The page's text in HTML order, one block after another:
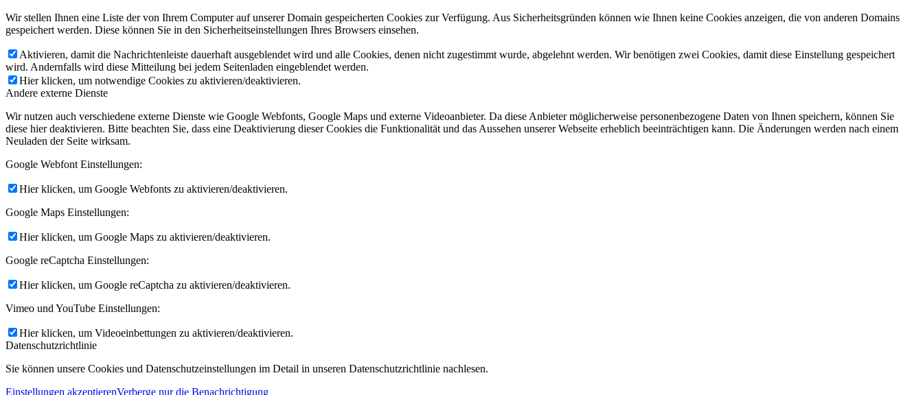
Wir stellen Ihnen eine Liste der von Ihrem Computer auf unserer Domain gespeicherten Cookies zur Verfügung. Aus Sicherheitsgründen können wie Ihnen keine Cookies anzeigen, die von anderen Domains
gespeichert werden. Diese können Sie in den Sicherheitseinstellungen Ihres Browsers einsehen.
Aktivieren, damit die Nachrichtenleiste dauerhaft ausgeblendet wird und alle Cookies, denen nicht zugestimmt wurde, abgelehnt werden. Wir benötigen zwei Cookies, damit diese Einstellung gespeichert
wird. Andernfalls wird diese Mitteilung bei jedem Seitenladen eingeblendet werden.
Hier klicken, um notwendige Cookies zu aktivieren/deaktivieren.
Andere externe Dienste
Wir nutzen auch verschiedene externe Dienste wie Google Webfonts, Google Maps und externe Videoanbieter. Da diese Anbieter möglicherweise personenbezogene Daten von Ihnen speichern, können Sie
diese hier deaktivieren. Bitte beachten Sie, dass eine Deaktivierung dieser Cookies die Funktionalität und das Aussehen unserer Webseite erheblich beeinträchtigen kann. Die Änderungen werden nach einem
Neuladen der Seite wirksam.
Google Webfont Einstellungen:
Hier klicken, um Google Webfonts zu aktivieren/deaktivieren.
Google Maps Einstellungen:
Hier klicken, um Google Maps zu aktivieren/deaktivieren.
Google reCaptcha Einstellungen:
Hier klicken, um Google reCaptcha zu aktivieren/deaktivieren.
Vimeo und YouTube Einstellungen:
Hier klicken, um Videoeinbettungen zu aktivieren/deaktivieren.
Datenschutzrichtlinie
Sie können unsere Cookies und Datenschutzeinstellungen im Detail in unseren Datenschutzrichtlinie nachlesen.
Einstellungen akzeptierenVerberge nur die Benachrichtigung